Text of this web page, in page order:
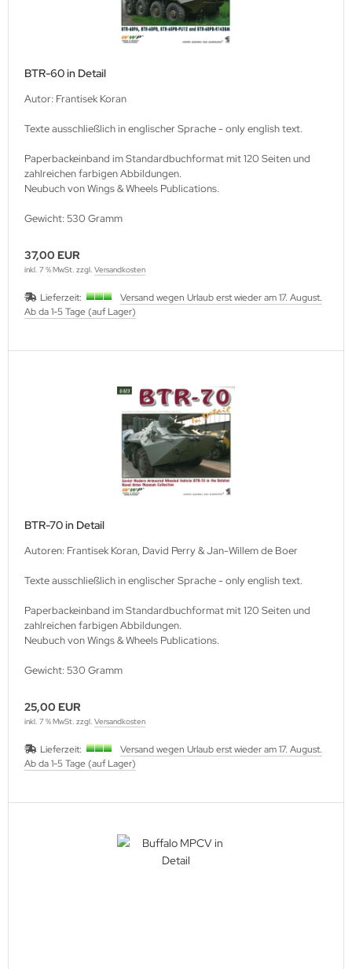
BTR-60 in Detail
Autor: Frantisek Koran
Texte ausschließlich in englischer Sprache - only english text.
Paperbackeinband im Standardbuchformat mit 120 Seiten und
zahlreichen farbigen Abbildungen.
Neubuch von Wings & Wheels Publications.
Gewicht: 530 Gramm
37,00 EUR
inkl. 7 % MwSt. zzgl. Versandkosten
Lieferzeit:
Versand wegen Urlaub erst wieder am 17. August.
Ab da 1-5 Tage (auf Lager)
BTR-70 in Detail
Autoren: Frantisek Koran, David Perry & Jan-Willem de Boer
Texte ausschließlich in englischer Sprache - only english text.
Paperbackeinband im Standardbuchformat mit 120 Seiten und
zahlreichen farbigen Abbildungen.
Neubuch von Wings & Wheels Publications.
Gewicht: 530 Gramm
25,00 EUR
inkl. 7 % MwSt. zzgl. Versandkosten
Lieferzeit:
Versand wegen Urlaub erst wieder am 17. August.
Ab da 1-5 Tage (auf Lager)